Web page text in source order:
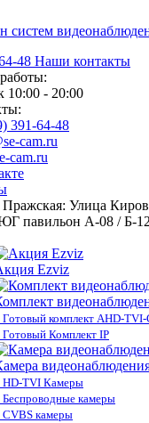
48 Наши контакты
10:00 - 20:00
391-64-48
cam.ru
cam.ru
Улица
павильон А-08 / Б-12
Ezviz
Готовый комплект AHD-
Готовый Комплект IP
HD-TVI Камеры
Беспроводные камеры
CVBS камеры